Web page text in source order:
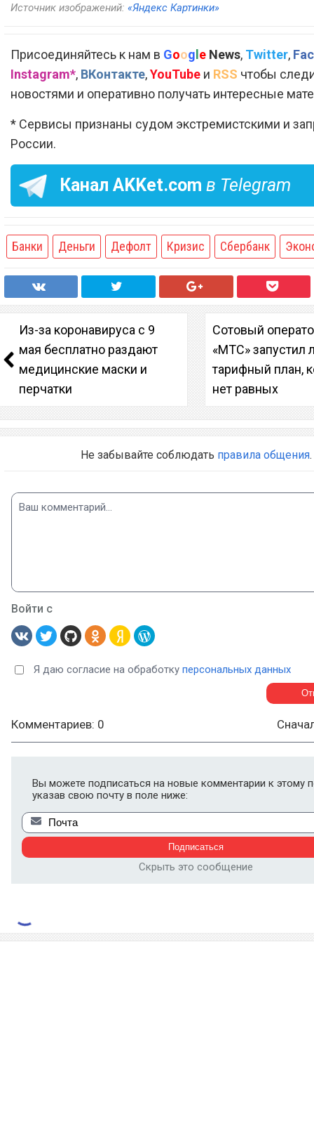
Источник изображений: «Яндекс Картинки»
Присоединяйтесь к нам в Google News, Twitter,
Instagram*, ВКонтакте,YouTube и RSS чтобы
новостями и оперативно получать интересные
* Сервисы признаны судом экстремистскими и
России.
Канал AKKet.com в Telegram
Банки Деньги Дефолт Кризис Сбербанк
Из-за коронавируса с 9
мая бесплатно раздают
медицинские маски и
перчатки
Сотовый
«МТС» запустил
тарифный план,
нет равных
Не забывайте соблюдать правила общения.
Войти с
Я даю согласие на обработку персональных данных
Комментариев: 0
Вы можете подписаться на новые комментарии к этому
указав свою почту в поле ниже:
Скрыть это сообщение